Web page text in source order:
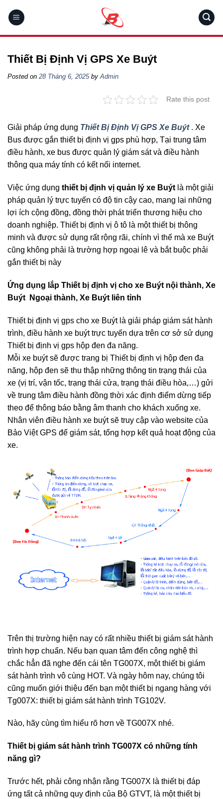
Thiết Bị Định Vị GPS Xe Buýt
Posted on 28 Tháng 6, 2025byAdmin
Rate this post
Giải pháp ứng dụng Thiết Bị Định Vị GPS Xe Buýt. Xe
Bus được gắn thiết bị định vị gps phù hợp, Tại trung tâm
điều hành, xe bus được quản lý giám sát và điều hành
thông qua máy tính có kết nối internet.
Việc ứng dụng thiết bị định vị quản lý xe Buýt là một giải
pháp quản lý trực tuyến có độ tin cậy cao, mang lại những
lợi ích cộng đồng, đồng thời phát triển thương hiệu cho
doanh nghiệp. Thiết bị định vị ô tô là một thiết bị thông
minh và được sử dụng rất rộng rãi, chính vì thế mà xe Buýt
cũng không phải là trường hợp ngoại lê và bắt buộc phải
gắn thiết bị này
Ứng dụng lắp Thiết bị định vị cho xe Buýt nội thành, Xe
Buýt Ngoại thành, Xe Buýt liên tỉnh
Thiết bị định vị gps cho xe Buýt là giải pháp giám sát hành
trình, điều hành xe buýt trực tuyến dựa trên cơ sở sử dụng
Thiết bị định vị gps hộp đen đa năng.
Mỗi xe buýt sẽ được trang bị Thiết bị định vị hộp đen đa
năng, hộp đen sẽ thu thập những thông tin trạng thái của
xe (vị trí, vận tốc, trạng thái cửa, trạng thái điều hòa,…) gửi
về trung tâm điều hành đồng thời xác định điểm dừng tiếp
theo để thông báo bằng âm thanh cho khách xuống xe.
Nhân viên điều hành xe buýt sẽ truy cập vào website của
Bảo Việt GPS để giám sát, tổng hợp kết quả hoạt động của
xe.
Trên thị trường hiện nay có rất nhiều thiết bị giám sát hành
trình hợp chuẩn. Nếu bạn quan tâm đến công nghệ thì
chắc hẳn đã nghe đến cái tên TG007X, một thiết bị giám
sát hành trình vô cùng HOT. Và ngày hôm nay, chúng tôi
cũng muốn giới thiệu đến bạn một thiết bị ngang hàng với
Tg007X: thiết bị giám sát hành trình TG102V.
Nào, hãy cùng tìm hiểu rõ hơn về TG007X nhé.
Thiết bị giám sát hành trình TG007X có những tính
năng gì?
Trước hết, phải công nhận rằng TG007X là thiết bị đáp
ứng tất cả những quy định của Bộ GTVT, là một thiết bị